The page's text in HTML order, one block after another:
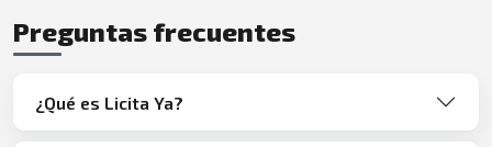
Preguntas frecuentes
¿Qué es Licita Ya?